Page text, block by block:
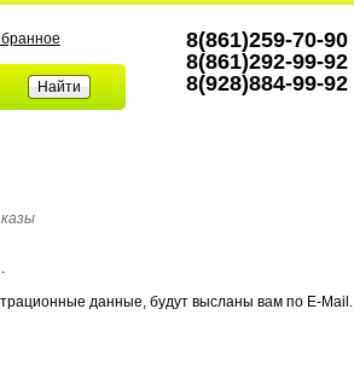
8(861)259-70-90
8(861)292-99-92
8(928)884-99-92
данные, будут высланы вам по E-Mail.